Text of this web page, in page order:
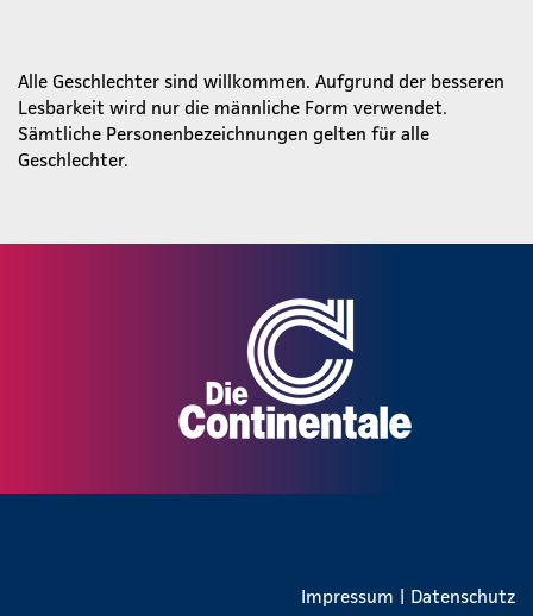
Alle Geschlechter sind willkommen. Aufgrund der besseren
Lesbarkeit wird nur die männliche Form verwendet.
Sämtliche Personenbezeichnungen gelten für alle
Geschlechter.
Impressum | Datenschutz